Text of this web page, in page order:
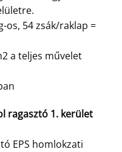
os, 54 zsák/raklap =
a teljes művelet
ragasztó 1. kerület
EPS homlokzati